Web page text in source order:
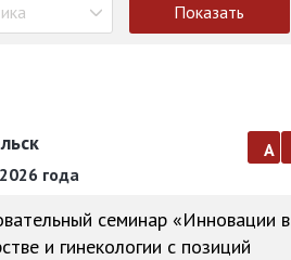
Показать
года
а
семинар «Инновации в
и гинекологии с позиций